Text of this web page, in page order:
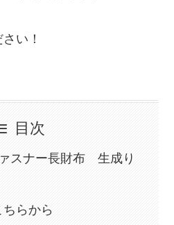
い！
目次
スナー長財布 生成り
らから